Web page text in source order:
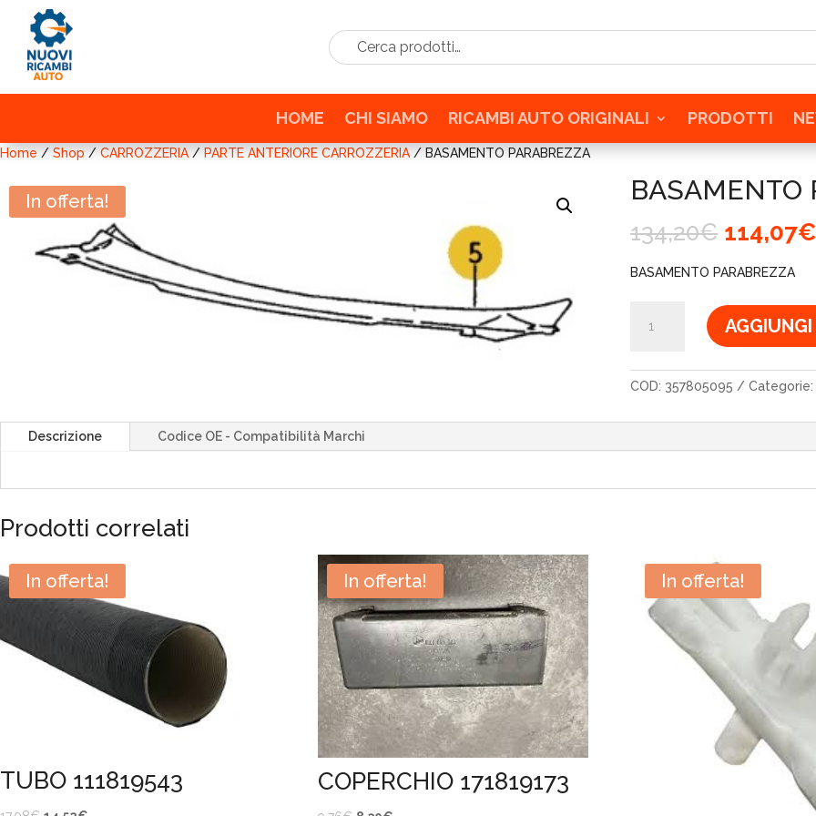
Cerca prodotti…
HOME CHI SIAMO RICAMBI AUTO ORIGINALI PRODOTTI
Home / Shop / CARROZZERIA/ PARTE ANTERIORE CARROZZERIA/ BASAMENTO PARABREZZA
In offerta! BASAMENTO
134,20€ Il
prezzo
originale
134,20€.
114,07€
BASAMENTO PARABREZZA
PARABREZZA
COD: 357805095
Descrizione Codice OE - Compatibilità Marchi
Prodotti correlati
In offerta!
TUBO 111819543
In offerta!
COPERCHIO 171819173
In offerta!